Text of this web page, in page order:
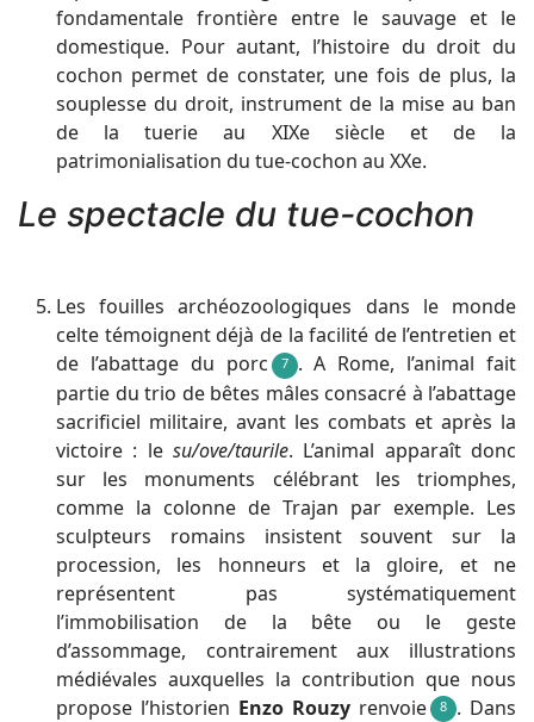
fondamentale frontière entre le sauvage et le
domestique. Pour autant, l’histoire du droit du
cochon permet de constater, une fois de plus, la
souplesse du droit, instrument de la mise au ban
de la tuerie au XIXe siècle et de la
patrimonialisation du tue-cochon au XXe.
Le spectacle du tue-cochon
Les fouilles archéozoologiques dans le monde
celte témoignent déjà de la facilité de l’entretien et
de l’abattage du porc
7 . A Rome, l’animal fait
partie du trio de bêtes mâles consacré à l’abattage
sacrificiel militaire, avant les combats et après la
victoire : le su/ove/taurile. L’animal apparaît donc
sur les monuments célébrant les triomphes,
comme la colonne de Trajan par exemple. Les
sculpteurs romains insistent souvent sur la
procession, les honneurs et la gloire, et ne
représentent pas systématiquement
l’immobilisation de la bête ou le geste
d’assommage, contrairement aux illustrations
médiévales auxquelles la contribution que nous
propose l’historien Enzo Rouzy renvoie 8 . Dans